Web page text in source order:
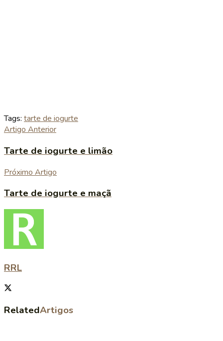
Tags: tarte de iogurte
Artigo Anterior
Tarte de iogurte e limão
Próximo Artigo
Tarte de iogurte e maçã
RRL
RelatedArtigos